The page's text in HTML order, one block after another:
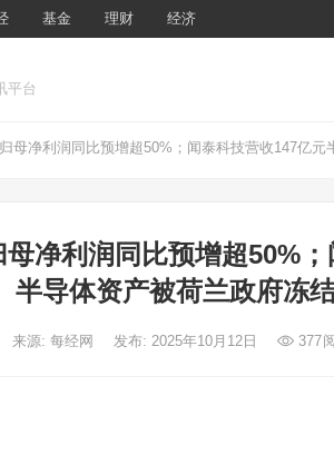
基金 理财 经济
平台
母净利润同比预增超50%；闻泰科技营收147亿元
净利润同比预增超50%
半导体资产被荷兰政府冻
来源: 每经网 发布: 2025年10月12日 377